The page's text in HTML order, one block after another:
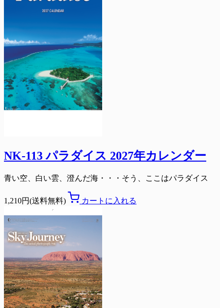
NK-113 パラダイス 2027年カレンダー
青い空、白い雲、澄んだ海・・・そう、ここはパラダイス
1,210円(送料無料) カートに入れる